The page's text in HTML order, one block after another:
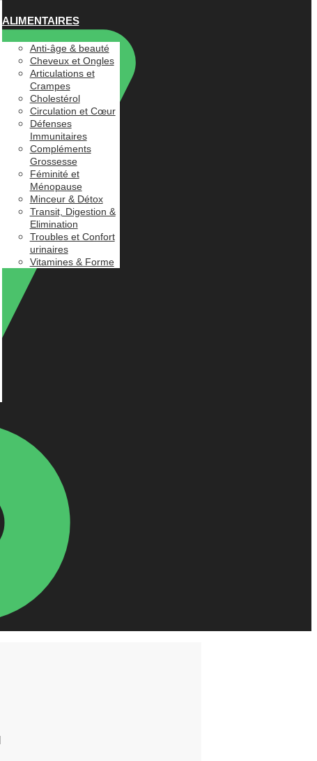
ALIMENTAIRES
Anti-âge & beauté
Cheveux et Ongles
Articulations et
Crampes
Cholestérol
Circulation et Cœur
Défenses
Immunitaires
Compléments
Grossesse
Féminité et
Ménopause
Minceur & Détox
Transit, Digestion &
Elimination
Troubles et Confort
urinaires
Vitamines & Forme